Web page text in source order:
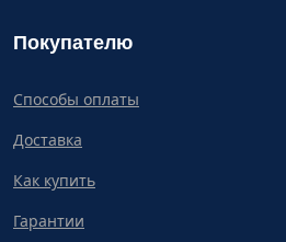
Покупателю
Способы оплаты
Доставка
Как купить
Гарантии